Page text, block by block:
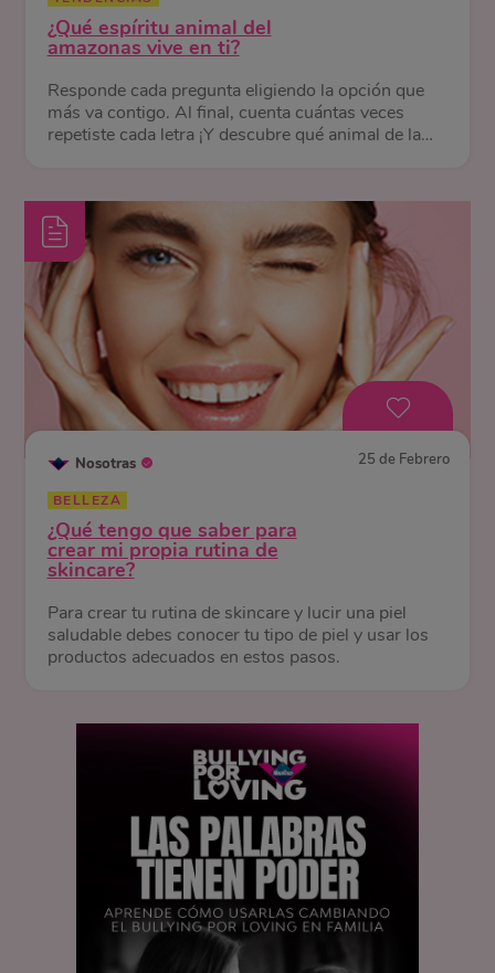
¿Qué espíritu animal del
amazonas vive en ti?
Responde cada pregunta eligiendo la opción que
más va contigo. Al final, cuenta cuántas veces
repetiste cada letra ¡Y descubre qué animal de la
Nosotras 25 de Febrero
BELLEZA
¿Qué tengo que saber para
crear mi propia rutina de
skincare?
Para crear tu rutina de skincare y lucir una piel
saludable debes conocer tu tipo de piel y usar los
productos adecuados en estos pasos.